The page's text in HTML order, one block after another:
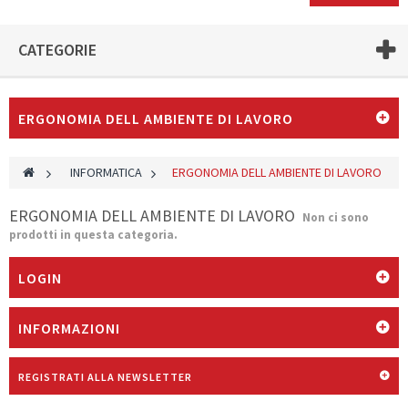
CATEGORIE
ERGONOMIA DELL AMBIENTE DI LAVORO
> INFORMATICA > ERGONOMIA DELL AMBIENTE DI LAVORO
ERGONOMIA DELL AMBIENTE DI LAVORO Non ci sono
prodotti in questa categoria.
LOGIN
INFORMAZIONI
REGISTRATI ALLA NEWSLETTER